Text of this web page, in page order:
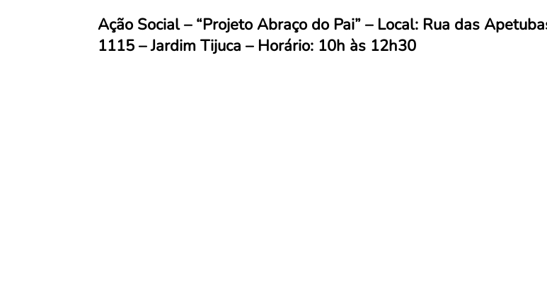
Ação Social – “Projeto Abraço do Pai” – Local: Rua das
1115 – Jardim Tijuca – Horário: 10h às 12h30